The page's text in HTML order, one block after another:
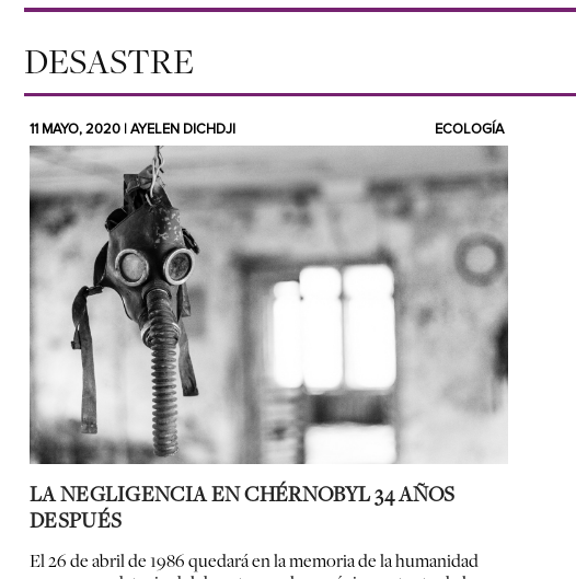
DESASTRE
11 MAYO, 2020 | AYELEN DICHDJI ECOLOGÍA
LA NEGLIGENCIA EN CHÉRNOBYL 34 AÑOS
DESPUÉS
El 26 de abril de 1986 quedará en la memoria de la humanidad